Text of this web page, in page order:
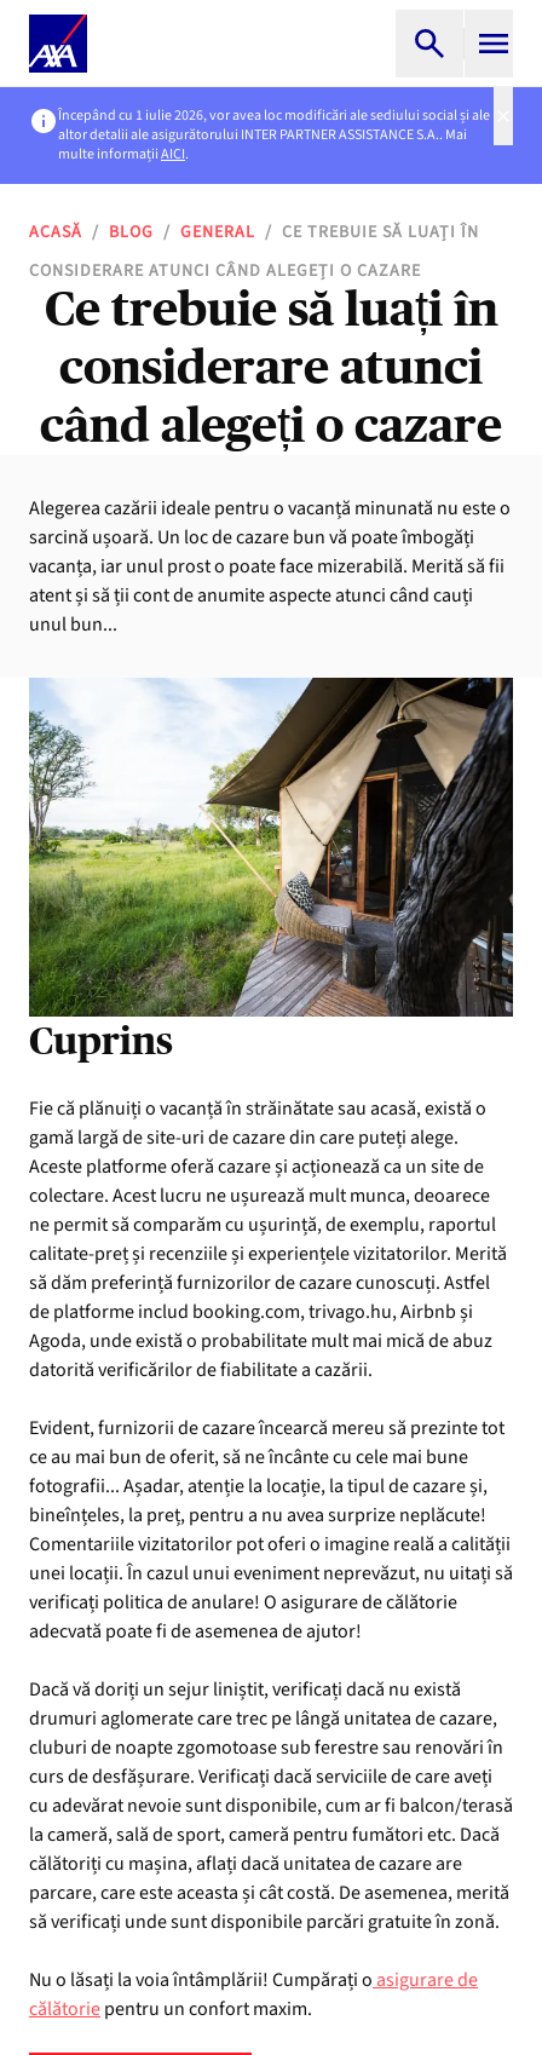
Începând cu 1 iulie 2026, vor avea loc modificări ale sediului social și ale
altor detalii ale asigurătorului INTER PARTNER ASSISTANCE S.A.. Mai
multe informațiiAICI.
ACASĂ / BLOG / GENERAL / CE TREBUIE SĂ LUAȚI ÎN
CONSIDERARE ATUNCI CÂND ALEGEȚI O CAZARE
Ce trebuie să luați în
considerare atunci
când alegeți o cazare
Alegerea cazării ideale pentru o vacanță minunată nu este o
sarcină ușoară. Un loc de cazare bun vă poate îmbogăți
vacanța, iar unul prost o poate face mizerabilă. Merită să fii
atent și să ții cont de anumite aspecte atunci când cauți
unul bun...
Cuprins
Fie că plănuiți o vacanță în străinătate sau acasă, există o
gamă largă de site-uri de cazare din care puteți alege.
Aceste platforme oferă cazare și acționează ca un site de
colectare. Acest lucru ne ușurează mult munca, deoarece
ne permit să comparăm cu ușurință, de exemplu, raportul
calitate-preț și recenziile și experiențele vizitatorilor. Merită
să dăm preferință furnizorilor de cazare cunoscuți. Astfel
de platforme includ booking.com, trivago.hu, Airbnb și
Agoda, unde există o probabilitate mult mai mică de abuz
datorită verificărilor de fiabilitate a cazării.
Evident, furnizorii de cazare încearcă mereu să prezinte tot
ce au mai bun de oferit, să ne încânte cu cele mai bune
fotografii... Așadar, atenție la locație, la tipul de cazare și,
bineînțeles, la preț, pentru a nu avea surprize neplăcute!
Comentariile vizitatorilor pot oferi o imagine reală a calității
unei locații. În cazul unui eveniment neprevăzut, nu uitați să
verificați politica de anulare! O asigurare de călătorie
adecvată poate fi de asemenea de ajutor!
Dacă vă doriți un sejur liniștit, verificați dacă nu există
drumuri aglomerate care trec pe lângă unitatea de cazare,
cluburi de noapte zgomotoase sub ferestre sau renovări în
curs de desfășurare. Verificați dacă serviciile de care aveți
cu adevărat nevoie sunt disponibile, cum ar fi balcon/terasă
la cameră, sală de sport, cameră pentru fumători etc. Dacă
călătoriți cu mașina, aflați dacă unitatea de cazare are
parcare, care este aceasta și cât costă. De asemenea, merită
să verificați unde sunt disponibile parcări gratuite în zonă.
Nu o lăsați la voia întâmplării! Cumpărați o asigurare de
călătoriepentru un confort maxim.